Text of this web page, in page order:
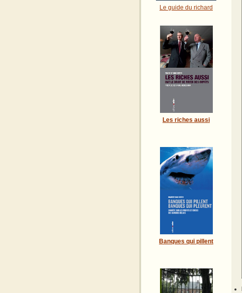
Le guide du richard
Les riches aussi
Banques qui pillent